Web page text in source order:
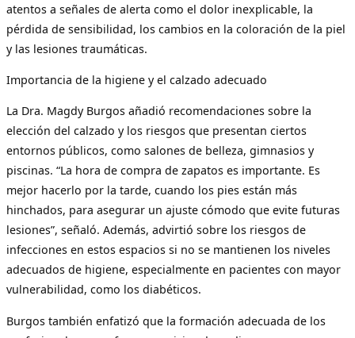
atentos a señales de alerta como el dolor inexplicable, la
pérdida de sensibilidad, los cambios en la coloración de la piel
y las lesiones traumáticas.
Importancia de la higiene y el calzado adecuado
La Dra. Magdy Burgos añadió recomendaciones sobre la
elección del calzado y los riesgos que presentan ciertos
entornos públicos, como salones de belleza, gimnasios y
piscinas. “La hora de compra de zapatos es importante. Es
mejor hacerlo por la tarde, cuando los pies están más
hinchados, para asegurar un ajuste cómodo que evite futuras
lesiones”, señaló. Además, advirtió sobre los riesgos de
infecciones en estos espacios si no se mantienen los niveles
adecuados de higiene, especialmente en pacientes con mayor
vulnerabilidad, como los diabéticos.
Burgos también enfatizó que la formación adecuada de los